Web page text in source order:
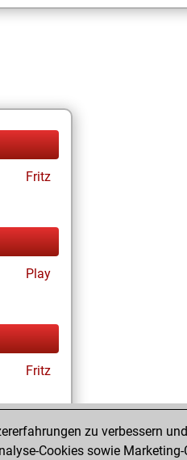
Fritz
Play
Fritz
zu verbessern
Cookies sowie